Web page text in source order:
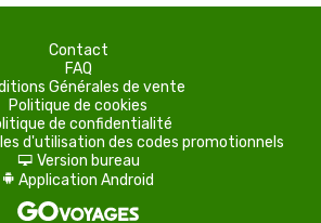
Contact
FAQ
Générales de vente
Politique de cookies
de confidentialité
d'utilisation des codes promotionnels
d Version bureau
A Application Android